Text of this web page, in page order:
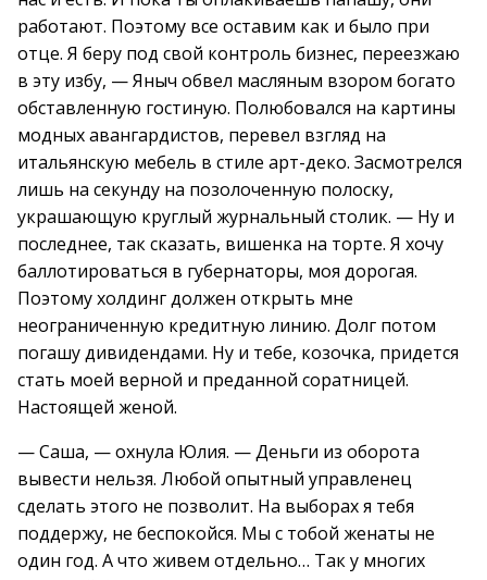
работают. Поэтому все оставим как и было при
отце. Я беру под свой контроль бизнес, переезжаю
в эту избу, — Яныч обвел масляным взором богато
обставленную гостиную. Полюбовался на картины
модных авангардистов, перевел взгляд на
итальянскую мебель в стиле арт-деко. Засмотрелся
лишь на секунду на позолоченную полоску,
украшающую круглый журнальный столик. — Ну и
последнее, так сказать, вишенка на торте. Я хочу
баллотироваться в губернаторы, моя дорогая.
Поэтому холдинг должен открыть мне
неограниченную кредитную линию. Долг потом
погашу дивидендами. Ну и тебе, козочка, придется
стать моей верной и преданной соратницей.
Настоящей женой.
— Саша, — охнула Юлия. — Деньги из оборота
вывести нельзя. Любой опытный управленец
сделать этого не позволит. На выборах я тебя
поддержу, не беспокойся. Мы с тобой женаты не
один год. А что живем отдельно… Так у многих